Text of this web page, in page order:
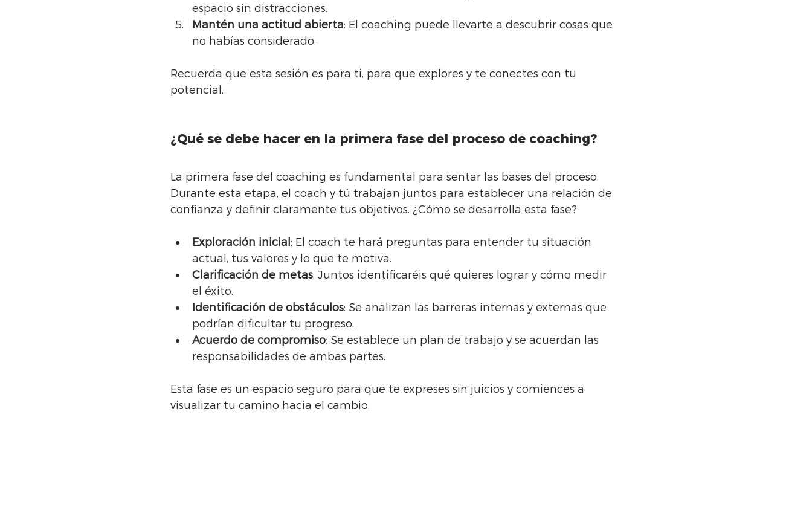
espacio sin distracciones.
Mantén una actitud abierta: El coaching puede llevarte a descubrir cosas que
no habías considerado.
Recuerda que esta sesión es para ti, para que explores y te conectes con tu
potencial.
¿Qué se debe hacer en la primera fase del proceso de coaching?
La primera fase del coaching es fundamental para sentar las bases del proceso.
Durante esta etapa, el coach y tú trabajan juntos para establecer una relación de
confianza y definir claramente tus objetivos. ¿Cómo se desarrolla esta fase?
Exploración inicial : El coach te hará preguntas para entender tu situación
actual, tus valores y lo que te motiva.
Clarificación de metas: Juntos identificaréis qué quieres lograr y cómo medir
el éxito.
Identificación de obstáculos: Se analizan las barreras internas y externas que
podrían dificultar tu progreso.
Acuerdo de compromiso: Se establece un plan de trabajo y se acuerdan las
responsabilidades de ambas partes.
Esta fase es un espacio seguro para que te expreses sin juicios y comiences a
visualizar tu camino hacia el cambio.